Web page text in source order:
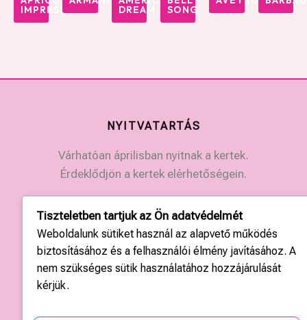
IMPRESSION DREAM SONG
NYITVATARTÁS
Várhatóan áprilisban nyitnak a kertek.
Érdeklődjön a kertek elérhetőségein.
KAPCSOLAT
Országos központ: +36 20 428 3010
kapcsolat@tulipgarden.hu
Tiszteletben tartjuk az Ön adatvédelmét
Weboldalunk sütiket használ az alapvető működés
biztosításához és a felhasználói élmény javításához. A
nem szükséges sütik használatához hozzájárulását
kérjük.